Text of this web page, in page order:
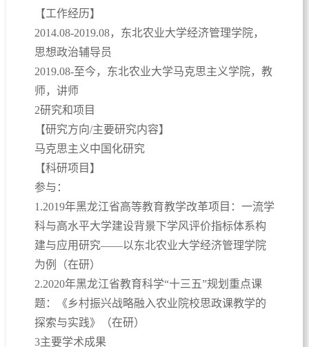
【工作经历】
2014.08-2019.08，东北农业大学经济管理学院，
思想政治辅导员
2019.08-至今，东北农业大学马克思主义学院，教
师，讲师
2研究和项目
【研究方向/主要研究内容】
马克思主义中国化研究
【科研项目】
参与：
1.2019年黑龙江省高等教育教学改革项目：一流学
科与高水平大学建设背景下学风评价指标体系构
建与应用研究——以东北农业大学经济管理学院
为例（在研）
2.2020年黑龙江省教育科学“十三五”规划重点课
题：《乡村振兴战略融入农业院校思政课教学的
探索与实践》（在研）
3主要学术成果